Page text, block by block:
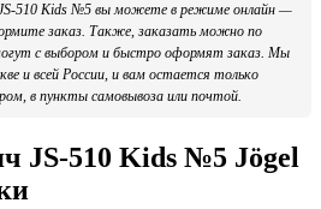
510 Kids №5 вы можете в режиме онлайн —
заказ. Также, заказать можно по
с выбором и быстро оформят заказ. Мы
и всей России, и вам остается только
в пункты самовывоза или почтой.
JS-510 Kids №5 Jögel